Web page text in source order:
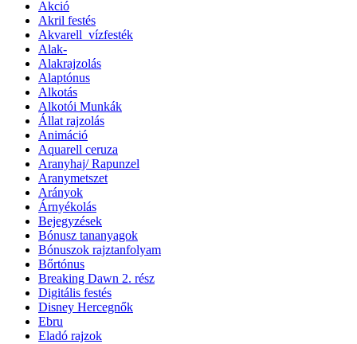
Akció
Akril festés
Akvarell_vízfesték
Alak-
Alakrajzolás
Alaptónus
Alkotás
Alkotói Munkák
Állat rajzolás
Animáció
Aquarell ceruza
Aranyhaj/ Rapunzel
Aranymetszet
Arányok
Árnyékolás
Bejegyzések
Bónusz tananyagok
Bónuszok rajztanfolyam
Bőrtónus
Breaking Dawn 2. rész
Digitális festés
Disney Hercegnők
Ebru
Eladó rajzok